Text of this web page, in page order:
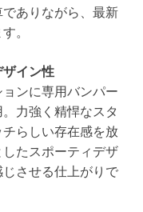
ありながら、最新
。
ザイン性
ンに専用バンパー
力強く精悍なスタ
らしい存在感を放
たスポーティデザ
させる仕上がりで